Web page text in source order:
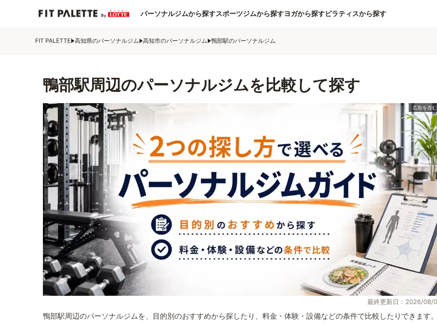
パーソナルジムから探すスポーツジムから探すヨガから探すピラティスから探す
FIT PALETTE 高知県のパーソナルジム 高知市のパーソナルジム 鴨部駅のパーソナルジム
鴨部駅周辺のパーソナルジムを比較して探す
最終更新日：2026/08/
鴨部駅周辺のパーソナルジムを、目的別のおすすめから探したり、料金・体験・設備などの条件で比較したりできます